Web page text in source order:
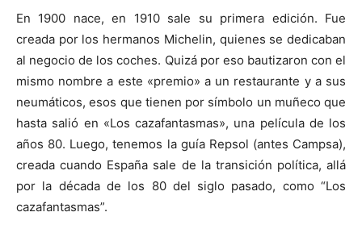
En 1900 nace, en 1910 sale su primera edición. Fue
creada por los hermanos Michelin, quienes se dedicaban
al negocio de los coches. Quizá por eso bautizaron con el
mismo nombre a este «premio» a un restaurante y a sus
neumáticos, esos que tienen por símbolo un muñeco que
hasta salió en «Los cazafantasmas», una película de los
años 80. Luego, tenemos la guía Repsol (antes Campsa),
creada cuando España sale de la transición política, allá
por la década de los 80 del siglo pasado, como “Los
cazafantasmas”.